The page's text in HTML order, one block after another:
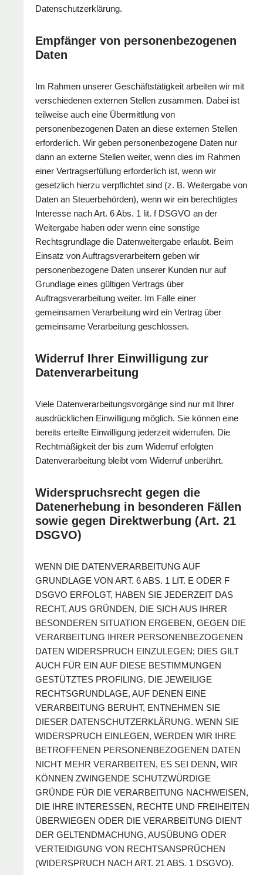
Datenschutzerklärung.
Empfänger von personenbezogenen
Daten
Im Rahmen unserer Geschäftstätigkeit arbeiten wir mit
verschiedenen externen Stellen zusammen. Dabei ist
teilweise auch eine Übermittlung von
personenbezogenen Daten an diese externen Stellen
erforderlich. Wir geben personenbezogene Daten nur
dann an externe Stellen weiter, wenn dies im Rahmen
einer Vertragserfüllung erforderlich ist, wenn wir
gesetzlich hierzu verpflichtet sind (z. B. Weitergabe von
Daten an Steuerbehörden), wenn wir ein berechtigtes
Interesse nach Art. 6 Abs. 1 lit. f DSGVO an der
Weitergabe haben oder wenn eine sonstige
Rechtsgrundlage die Datenweitergabe erlaubt. Beim
Einsatz von Auftragsverarbeitern geben wir
personenbezogene Daten unserer Kunden nur auf
Grundlage eines gültigen Vertrags über
Auftragsverarbeitung weiter. Im Falle einer
gemeinsamen Verarbeitung wird ein Vertrag über
gemeinsame Verarbeitung geschlossen.
Widerruf Ihrer Einwilligung zur
Datenverarbeitung
Viele Datenverarbeitungsvorgänge sind nur mit Ihrer
ausdrücklichen Einwilligung möglich. Sie können eine
bereits erteilte Einwilligung jederzeit widerrufen. Die
Rechtmäßigkeit der bis zum Widerruf erfolgten
Datenverarbeitung bleibt vom Widerruf unberührt.
Widerspruchsrecht gegen die
Datenerhebung in besonderen Fällen
sowie gegen Direktwerbung (Art. 21
DSGVO)
WENN DIE DATENVERARBEITUNG AUF
GRUNDLAGE VON ART. 6 ABS. 1 LIT. E ODER F
DSGVO ERFOLGT, HABEN SIE JEDERZEIT DAS
RECHT, AUS GRÜNDEN, DIE SICH AUS IHRER
BESONDEREN SITUATION ERGEBEN, GEGEN DIE
VERARBEITUNG IHRER PERSONENBEZOGENEN
DATEN WIDERSPRUCH EINZULEGEN; DIES GILT
AUCH FÜR EIN AUF DIESE BESTIMMUNGEN
GESTÜTZTES PROFILING. DIE JEWEILIGE
RECHTSGRUNDLAGE, AUF DENEN EINE
VERARBEITUNG BERUHT, ENTNEHMEN SIE
DIESER DATENSCHUTZERKLÄRUNG. WENN SIE
WIDERSPRUCH EINLEGEN, WERDEN WIR IHRE
BETROFFENEN PERSONENBEZOGENEN DATEN
NICHT MEHR VERARBEITEN, ES SEI DENN, WIR
KÖNNEN ZWINGENDE SCHUTZWÜRDIGE
GRÜNDE FÜR DIE VERARBEITUNG NACHWEISEN,
DIE IHRE INTERESSEN, RECHTE UND FREIHEITEN
ÜBERWIEGEN ODER DIE VERARBEITUNG DIENT
DER GELTENDMACHUNG, AUSÜBUNG ODER
VERTEIDIGUNG VON RECHTSANSPRÜCHEN
(WIDERSPRUCH NACH ART. 21 ABS. 1 DSGVO).